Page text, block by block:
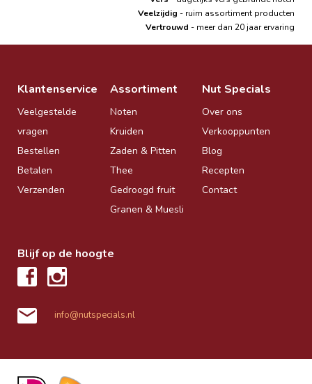
Veelzijdig - ruim assortiment producten
Vertrouwd - meer dan 20 jaar ervaring
Klantenservice
Veelgestelde
vragen
Bestellen
Betalen
Verzenden
Assortiment
Noten
Kruiden
Zaden & Pitten
Thee
Gedroogd fruit
Granen & Muesli
Nut Specials
Over ons
Verkooppunten
Blog
Recepten
Contact
Blijf op de hoogte
info@nutspecials.nl